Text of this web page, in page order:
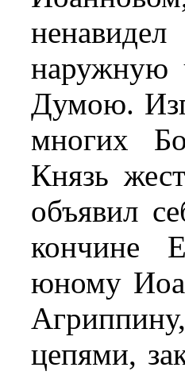
наружную
Думою.
многих
Князь
объявил
кончине
юному
цепями,